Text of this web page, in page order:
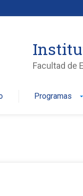
Facultad de
Programas arrow_drop_down